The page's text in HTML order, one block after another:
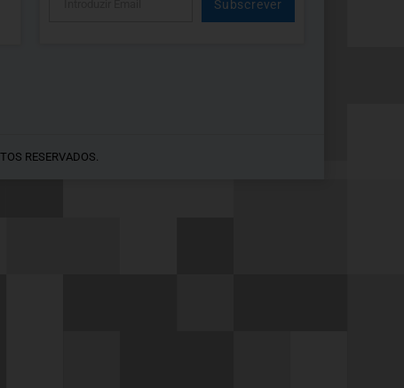
Subscrever
RESERVADOS.